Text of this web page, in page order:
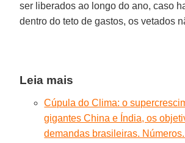
ser liberados ao longo do ano, caso
dentro do teto de gastos, os vetados
Leia mais
Cúpula do Clima: o
gigantes China e Índia, os
demandas brasileiras.